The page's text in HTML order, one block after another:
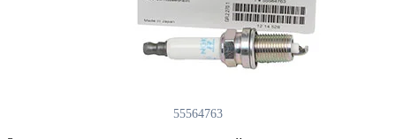
55564763